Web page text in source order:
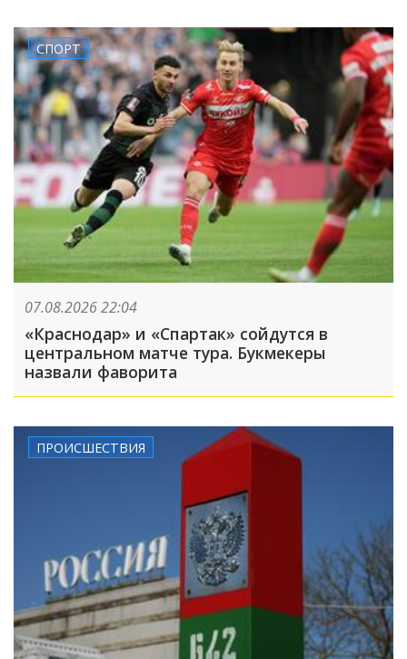
СПОРТ
07.08.2026 22:04
«Краснодар» и «Спартак» сойдутся в
центральном матче тура. Букмекеры
назвали фаворита
ПРОИСШЕСТВИЯ